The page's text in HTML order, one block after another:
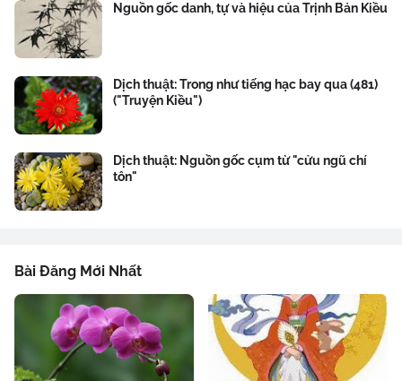
Nguồn gốc danh, tự và hiệu của Trịnh Bản Kiều
Dịch thuật: Trong như tiếng hạc bay qua (481)
("Truyện Kiều")
Dịch thuật: Nguồn gốc cụm từ "cửu ngũ chí
tôn"
Bài Đăng Mới Nhất